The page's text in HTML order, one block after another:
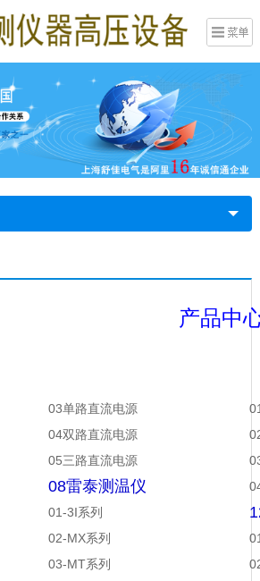
产品中
03单路直流电源
04双路直流电源
05三路直流电源
08雷泰测温仪
01-3I系列
02-MX系列
03-MT系列